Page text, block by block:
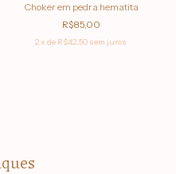
Choker em pedra hematita
R$85,00
2x de R$42,50 sem juros